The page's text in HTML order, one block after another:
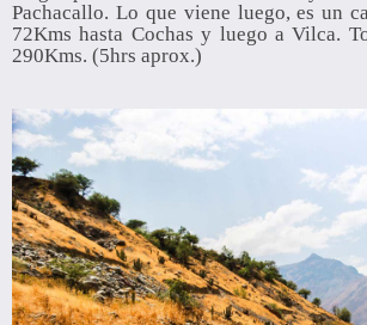
Pachacallo. Lo que viene luego, es un
72Kms hasta Cochas y luego a Vilca.
290Kms. (5hrs aprox.)